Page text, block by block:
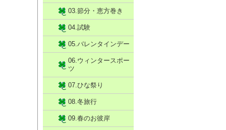
03.節分・恵方巻き
04.試験
05.バレンタインデー
06.ウィンタースポー
ツ
07.ひな祭り
08.冬旅行
09.春のお彼岸